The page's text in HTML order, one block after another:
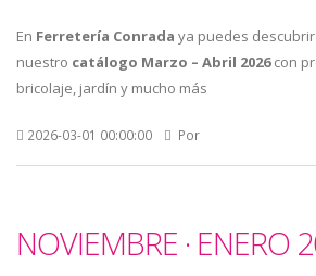
En Ferretería Conrada ya puedes
nuestro catálogo Marzo – Abril 2026con
bricolaje, jardín y mucho más
2026-03-01 00:00:00 Por
NOVIEMBRE · ENERO